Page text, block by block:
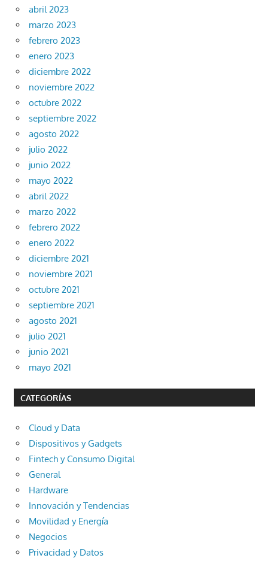
abril 2023
marzo 2023
febrero 2023
enero 2023
diciembre 2022
noviembre 2022
octubre 2022
septiembre 2022
agosto 2022
julio 2022
junio 2022
mayo 2022
abril 2022
marzo 2022
febrero 2022
enero 2022
diciembre 2021
noviembre 2021
octubre 2021
septiembre 2021
agosto 2021
julio 2021
junio 2021
mayo 2021
CATEGORÍAS
Cloud y Data
Dispositivos y Gadgets
Fintech y Consumo Digital
General
Hardware
Innovación y Tendencias
Movilidad y Energía
Negocios
Privacidad y Datos